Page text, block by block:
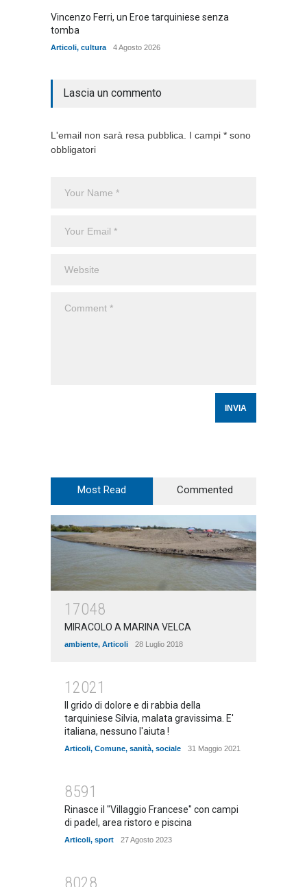
Vincenzo Ferri, un Eroe tarquiniese senza
tomba
Articoli, cultura 4 Agosto 2026
Lascia un commento
L'email non sarà resa pubblica. I campi * sono
obbligatori
Most Read Commented
17048
MIRACOLO A MARINA VELCA
ambiente, Articoli 28 Luglio 2018
12021
Il grido di dolore e di rabbia della
tarquiniese Silvia, malata gravissima. E'
italiana, nessuno l'aiuta !
Articoli, Comune, sanità, sociale 31 Maggio 2021
8591
Rinasce il "Villaggio Francese" con campi
di padel, area ristoro e piscina
Articoli, sport 27 Agosto 2023
8028